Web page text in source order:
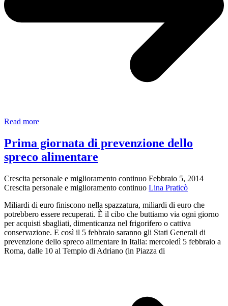
Read moreMetamorfosi
David
Malouf.
Prima giornata di prevenzione dello
spreco alimentare
Crescita personale e miglioramento continuo Febbraio 5, 2014
Crescita personale e miglioramento continuo Lina Praticò
Miliardi di euro finiscono nella spazzatura, miliardi di euro che
potrebbero essere recuperati. È il cibo che buttiamo via ogni giorno
per acquisti sbagliati, dimenticanza nel frigorifero o cattiva
conservazione. E così il 5 febbraio saranno gli Stati Generali di
prevenzione dello spreco alimentare in Italia: mercoledì 5 febbraio a
Roma, dalle 10 al Tempio di Adriano (in Piazza di